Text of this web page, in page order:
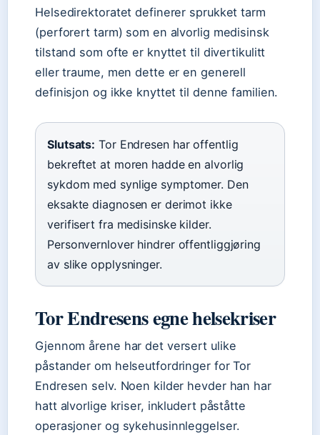
Helsedirektoratet definerer sprukket tarm
(perforert tarm) som en alvorlig medisinsk
tilstand som ofte er knyttet til divertikulitt
eller traume, men dette er en generell
definisjon og ikke knyttet til denne familien.
Slutsats: Tor Endresen har offentlig
bekreftet at moren hadde en alvorlig
sykdom med synlige symptomer. Den
eksakte diagnosen er derimot ikke
verifisert fra medisinske kilder.
Personvernlover hindrer offentliggjøring
av slike opplysninger.
Tor Endresens egne helsekriser
Gjennom årene har det versert ulike
påstander om helseutfordringer for Tor
Endresen selv. Noen kilder hevder han har
hatt alvorlige kriser, inkludert påståtte
operasjoner og sykehusinnleggelser.